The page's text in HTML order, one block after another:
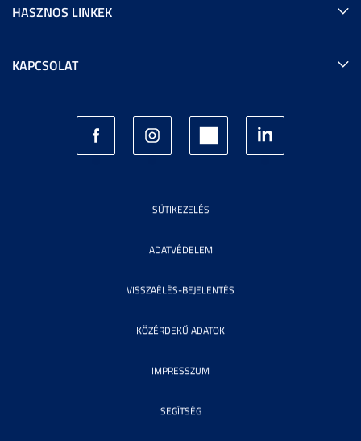
HASZNOS LINKEK
KAPCSOLAT
SÜTIKEZELÉS
ADATVÉDELEM
VISSZAÉLÉS-BEJELENTÉS
KÖZÉRDEKŰ ADATOK
IMPRESSZUM
SEGÍTSÉG